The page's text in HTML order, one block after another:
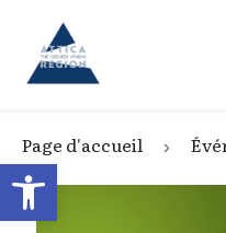
Open
Go to home
Page d'accueil